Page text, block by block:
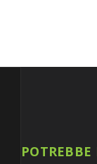
POTREBBE